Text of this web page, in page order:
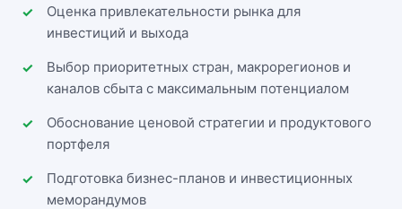
Оценка привлекательности рынка для
инвестиций и выхода
Выбор приоритетных стран, макрорегионов и
каналов сбыта с максимальным потенциалом
Обоснование ценовой стратегии и продуктового
портфеля
Подготовка бизнес-планов и инвестиционных
меморандумов